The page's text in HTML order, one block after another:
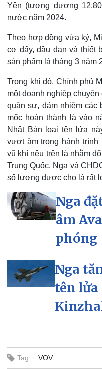
Kinh tế
Bất động sản
Khởi nghiệp
Yên (tương đương
nước năm 2024.
Theo hợp đồng vừa ký,
cơ đẩy, đầu đạn và thiết
sản phẩm là tháng 3 năm
Trong khi đó, Chính phủ
một doanh nghiệp
quân sự, đảm nhiệm các
mốc hoàn thành là vào
Nhật Bản loại tên lửa
vượt âm trong hành
vũ khí nêu trên là nhằm
Trung Quốc, Nga và
số lượng được cho là rất
Nga
âm
phóng
Nga
tên lửa
Tag: VOV